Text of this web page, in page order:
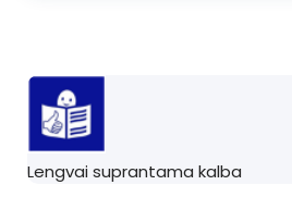
Lengvai suprantama kalba